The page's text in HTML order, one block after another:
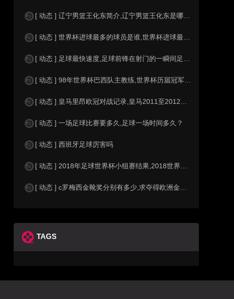
[ 动态 ] 辽宁男篮王化东简介,辽宁男篮王化东是哪里人？
[ 动态 ] 世界杯进球最多的球员是谁,世界杯进球最多的球员是谁？
[ 动态 ] 足球最快速度,足球前锋在射门的一瞬间足球的速度有多快？？
[ 动态 ] 98年世界杯巴西队主教练,世界杯历届冠军球队教练
[ 动态 ] 皇马里昂欧冠对战记录,皇马2011至2012欧冠赛程&nbs
[ 动态 ] 一场足球比赛要多久,足球一场时间多久？
[ 动态 ] 西班牙足球厉害吗
[ 动态 ] 2018年足球世界杯小组赛结果,2018世界杯中国进入a组
[ 动态 ] c罗梅西金靴奖分别有多少,求夺得欧洲金靴奖与各大联赛金靴奖最
TAGS